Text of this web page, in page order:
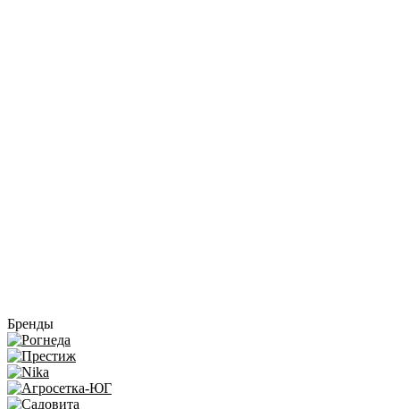
Бренды